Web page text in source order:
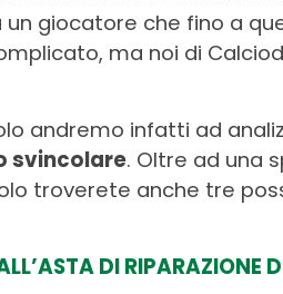
un giocatore che fino a
ma noi di
andremo infatti ad
svincolare. Oltre ad una
troverete anche tre
DI